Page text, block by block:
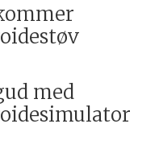
med